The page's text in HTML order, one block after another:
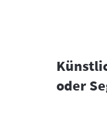
oder